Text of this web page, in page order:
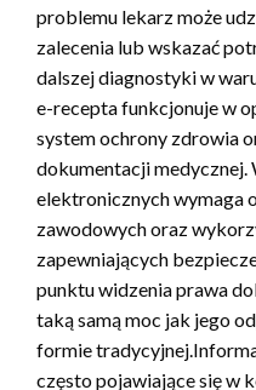
problemu lekarz może
zalecenia lub wskazać
dalszej diagnostyki w
e-recepta funkcjonuje w
system ochrony zdrowia
dokumentacji
elektronicznych wymaga
zawodowych oraz
zapewniających
punktu widzenia prawa
taką samą moc jak jego
formie
często pojawiające się w